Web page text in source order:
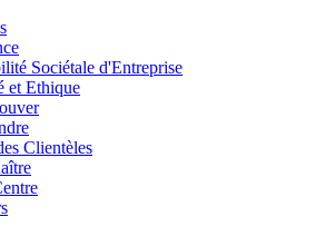
Sociétale d'Entreprise
et Ethique
Clientèles